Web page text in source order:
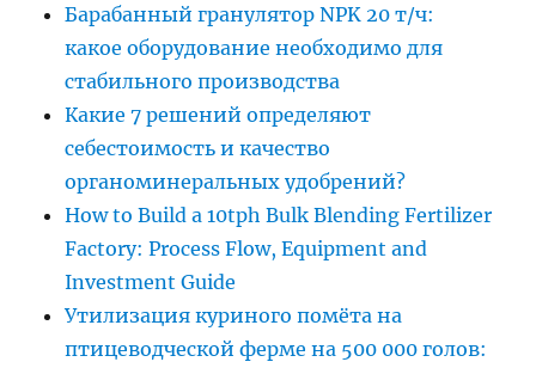
Барабанный гранулятор NPK 20 т/ч:
какое оборудование необходимо для
стабильного производства
Какие 7 решений определяют
себестоимость и качество
органоминеральных удобрений?
How to Build a 10tph Bulk Blending Fertilizer
Factory: Process Flow, Equipment and
Investment Guide
Утилизация куриного помёта на
птицеводческой ферме на 500 000 голов: